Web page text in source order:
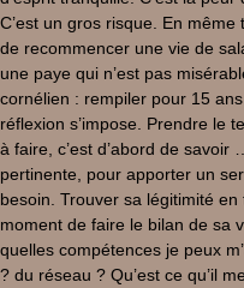
C’est un gros risque. En
de recommencer une vie de
une paye qui n’est pas
cornélien : rempiler pour 15
réflexion s’impose. Prendre le
à faire, c’est d’abord de
pertinente, pour apporter un
besoin. Trouver sa légitimité en
moment de faire le bilan de sa
quelles compétences je peux
? du réseau ? Qu’est ce qu’il